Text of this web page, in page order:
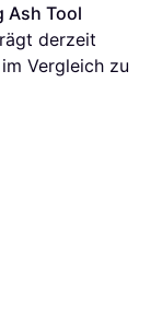
Ash Tool